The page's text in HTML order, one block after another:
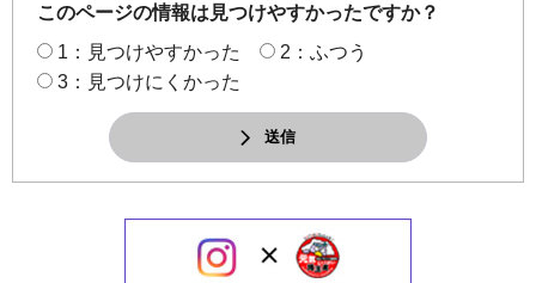
このページの情報は見つけやすかったですか？
1：見つけやすかった
2：ふつう
3：見つけにくかった
送信